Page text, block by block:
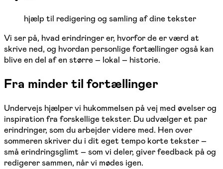
hjælp til redigering og samling af dine tekster
Vi ser på, hvad erindringer er, hvorfor de er værd at
skrive ned, og hvordan personlige fortællinger også kan
blive en del af en større – lokal – historie.
Fra minder til fortællinger
Undervejs hjælper vi hukommelsen på vej med øvelser og
inspiration fra forskellige tekster. Du udvælger et par
erindringer, som du arbejder videre med. Hen over
sommeren skriver du i dit eget tempo korte tekster –
små erindringsglimt – som vi deler, giver feedback på og
redigerer sammen, når vi mødes igen.